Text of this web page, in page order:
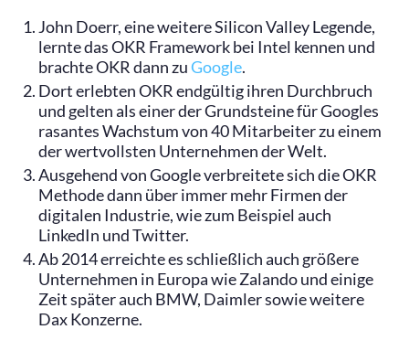
John Doerr, eine weitere Silicon Valley Legende,
lernte das OKR Framework bei Intel kennen und
brachte OKR dann zuGoogle.
Dort erlebten OKR endgültig ihren Durchbruch
und gelten als einer der Grundsteine für Googles
rasantes Wachstum von 40 Mitarbeiter zu einem
der wertvollsten Unternehmen der Welt.
Ausgehend von Google verbreitete sich die OKR
Methode dann über immer mehr Firmen der
digitalen Industrie, wie zum Beispiel auch
LinkedIn und Twitter.
Ab 2014 erreichte es schließlich auch größere
Unternehmen in Europa wie Zalando und einige
Zeit später auch BMW, Daimler sowie weitere
Dax Konzerne.